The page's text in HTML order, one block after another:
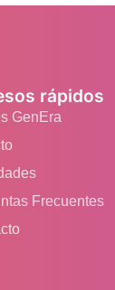
rápidos
GenEra
Frecuentes